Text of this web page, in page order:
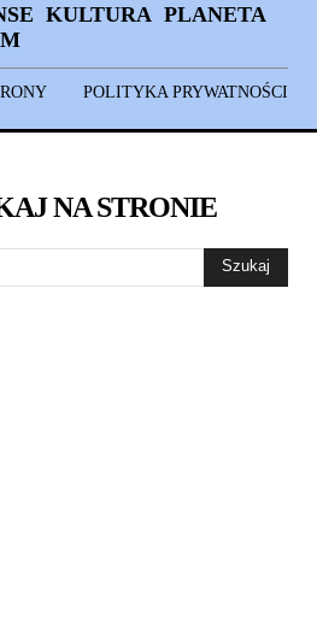
KULTURA PLANETA
POLITYKA PRYWATNOŚCI
NA STRONIE
Szukaj